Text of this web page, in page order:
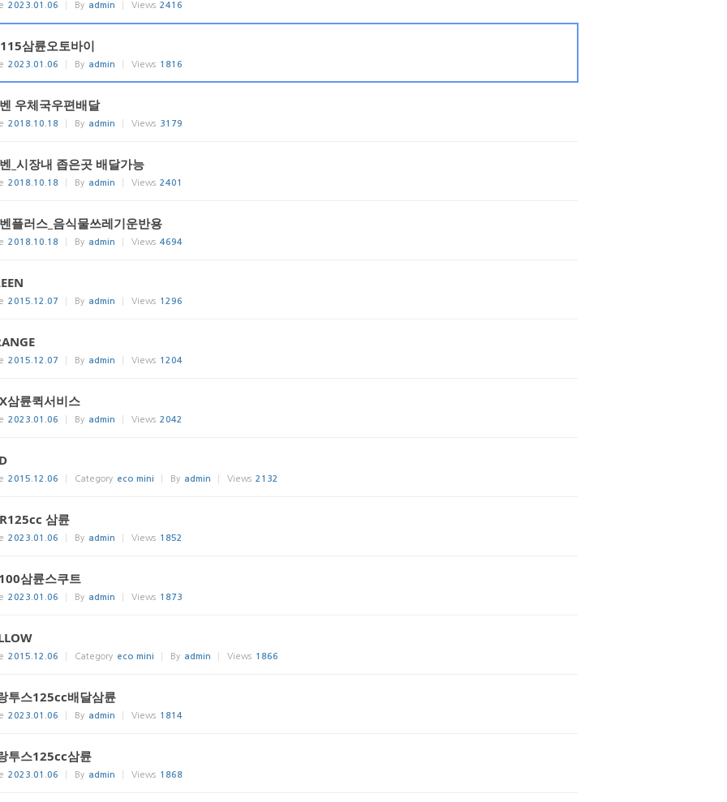
2023.01.06 By admin Views 2416
삼륜오토바이
2023.01.06 By admin Views 1816
우체국우편배달
2018.10.18 By admin Views 3179
_시장내 좁은곳 배달가능
2018.10.18 By admin Views 2401
플러스_음식물쓰레기운반용
2018.10.18 By admin Views 4694
2015.12.07 By admin Views 1296
2015.12.07 By admin Views 1204
삼륜퀵서비스
2023.01.06 By admin Views 2042
2015.12.06 Category eco mini By admin Views 2132
삼륜
2023.01.06 By admin Views 1852
삼륜스쿠트
2023.01.06 By admin Views 1873
2015.12.06 Category eco mini By admin Views 1866
투스125cc배달삼륜
2023.01.06 By admin Views 1814
투스125cc삼륜
2023.01.06 By admin Views 1868